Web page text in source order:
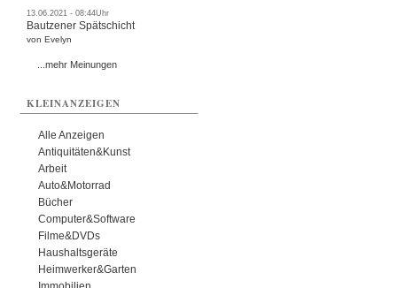
13.06.2021 - 08:44Uhr
Bautzener Spätschicht
von Evelyn
...mehr Meinungen
KLEINANZEIGEN
Alle Anzeigen
Antiquitäten&Kunst
Arbeit
Auto&Motorrad
Bücher
Computer&Software
Filme&DVDs
Haushaltsgeräte
Heimwerker&Garten